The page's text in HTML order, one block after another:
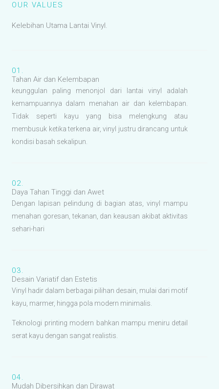
OUR VALUES
Kelebihan Utama Lantai Vinyl.
01.
Tahan Air dan Kelembapan
keunggulan paling menonjol dari lantai vinyl adalah
kemampuannya dalam menahan air dan kelembapan.
Tidak seperti kayu yang bisa melengkung atau
membusuk ketika terkena air, vinyl justru dirancang untuk
kondisi basah sekalipun.
02.
Daya Tahan Tinggi dan Awet
Dengan lapisan pelindung di bagian atas, vinyl mampu
menahan goresan, tekanan, dan keausan akibat aktivitas
sehari-hari
03.
Desain Variatif dan Estetis
Vinyl hadir dalam berbagai pilihan desain, mulai dari motif
kayu, marmer, hingga pola modern minimalis.
Teknologi printing modern bahkan mampu meniru detail
serat kayu dengan sangat realistis.
04.
Mudah Dibersihkan dan Dirawat